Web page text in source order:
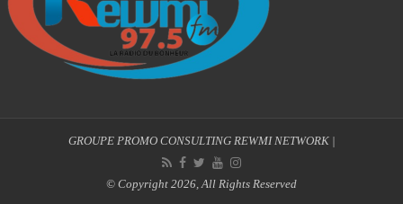
GROUPE PROMO CONSULTING REWMI NETWORK|
© Copyright 2026, All Rights Reserved